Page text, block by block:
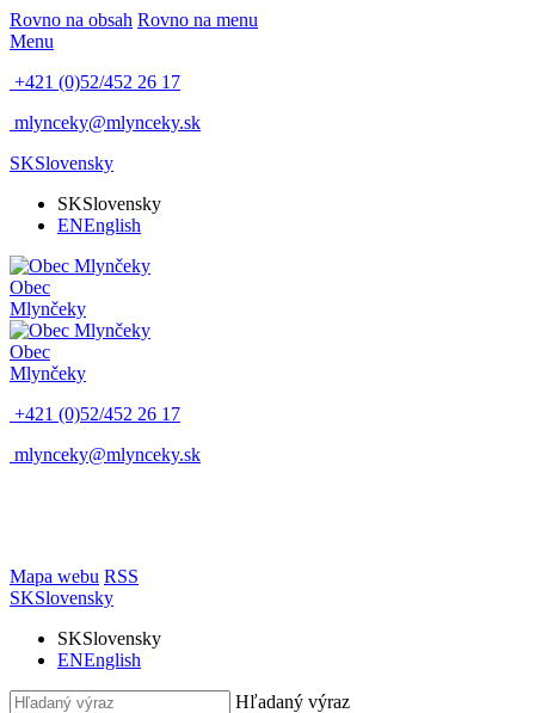
Rovno na obsah Rovno na menu
Menu
+421 (0)52/452 26 17
mlynceky@mlynceky.sk
SKSlovensky
SKSlovensky
ENEnglish
Obec
Mlynčeky
Obec
Mlynčeky
+421 (0)52/452 26 17
mlynceky@mlynceky.sk
Mapa webu RSS
SKSlovensky
SKSlovensky
ENEnglish
Hľadaný výraz